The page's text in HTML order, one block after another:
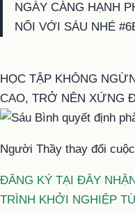
NGÀY CÀNG HẠNH
NỐI VỚI SÁU NHÉ
HỌC TẬP KHÔNG
CAO, TRỞ NÊN XỨNG
Người Thầy thay đổi
ĐĂNG KÝ TẠI ĐÂY
TRÌNH KHỞI NGHIỆP